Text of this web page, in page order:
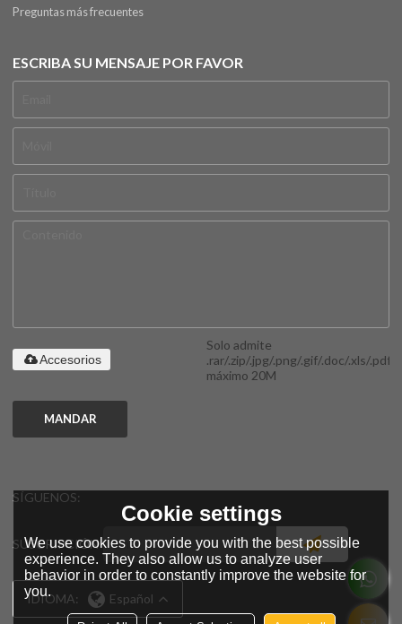
Preguntas más frecuentes
ESCRIBA SU MENSAJE POR FAVOR
Solo admite
.rar/.zip/.jpg/.png/.gif/.doc/.xls/.pdf,
máximo 20M
Accesorios
MANDAR
SÍGUENOS:
SUSCRIPCIÓN
IDIOMA: Español
Cookie settings
We use cookies to provide you with the best possible
experience. They also allow us to analyze user
behavior in order to constantly improve the website for
you.